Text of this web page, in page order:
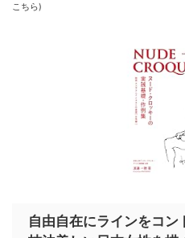
こちら)
自由自在にラインをコ